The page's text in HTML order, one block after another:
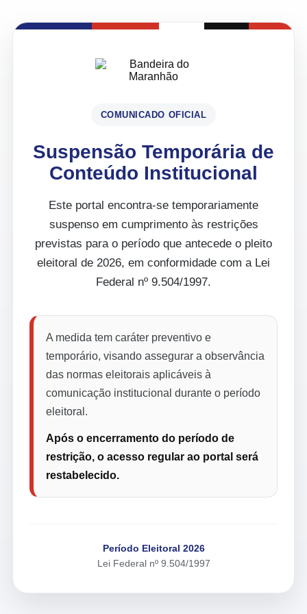
COMUNICADO OFICIAL
Suspensão Temporária de
Conteúdo Institucional
Este portal encontra-se temporariamente
suspenso em cumprimento às restrições
previstas para o período que antecede o pleito
eleitoral de 2026, em conformidade com a Lei
Federal nº 9.504/1997.
A medida tem caráter preventivo e
temporário, visando assegurar a observância
das normas eleitorais aplicáveis à
comunicação institucional durante o período
eleitoral.
Após o encerramento do período de
restrição, o acesso regular ao portal será
restabelecido.
Período Eleitoral 2026
Lei Federal nº 9.504/1997